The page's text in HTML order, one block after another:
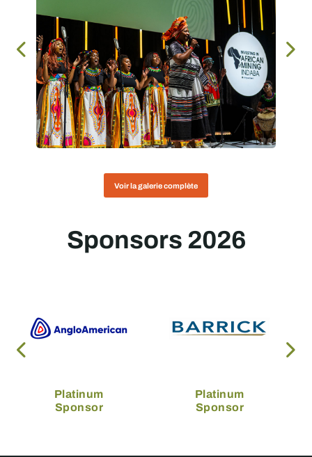
Voir la galerie complète
Sponsors 2026
Platinum
Sponsor
Platinum
Sponsor